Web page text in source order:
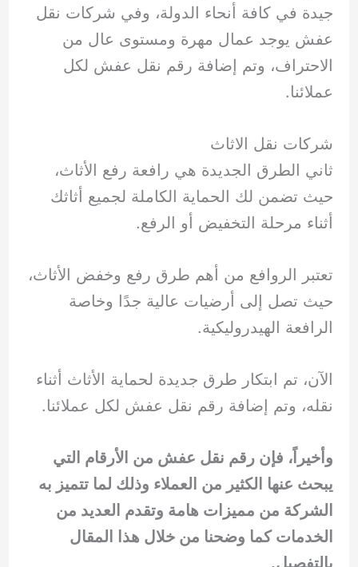
جيدة في كافة أنحاء الدولة، وفي شركات نقل
عفش يوجد عمال مهرة ومستوى عال من
الاحتراف، وتم إضافة رقم نقل عفش لكل
عملائنا.
شركات نقل الاثاث
ثاني الطرق الجديدة هي رافعة رفع الأثاث،
حيث تضمن لك الحماية الكاملة لجميع أثاثك
أثناء مرحلة التخفيض أو الرفع.
تعتبر الروافع من أهم طرق رفع وخفض الأثاث،
حيث تصل إلى أرضيات عالية جدًا وخاصة
الرافعة الهيدروليكية.
الآن، تم ابتكار طرق جديدة لحماية الأثاث أثناء
نقله، وتم إضافة رقم نقل عفش لكل عملائنا.
وأخيراً، فإن رقم نقل عفش من الأرقام التي
يبحث عنها الكثير من العملاء وذلك لما تتميز به
الشركة من مميزات هامة وتقدم العديد من
الخدمات كما وضحنا من خلال هذا المقال
بالتفصيل.